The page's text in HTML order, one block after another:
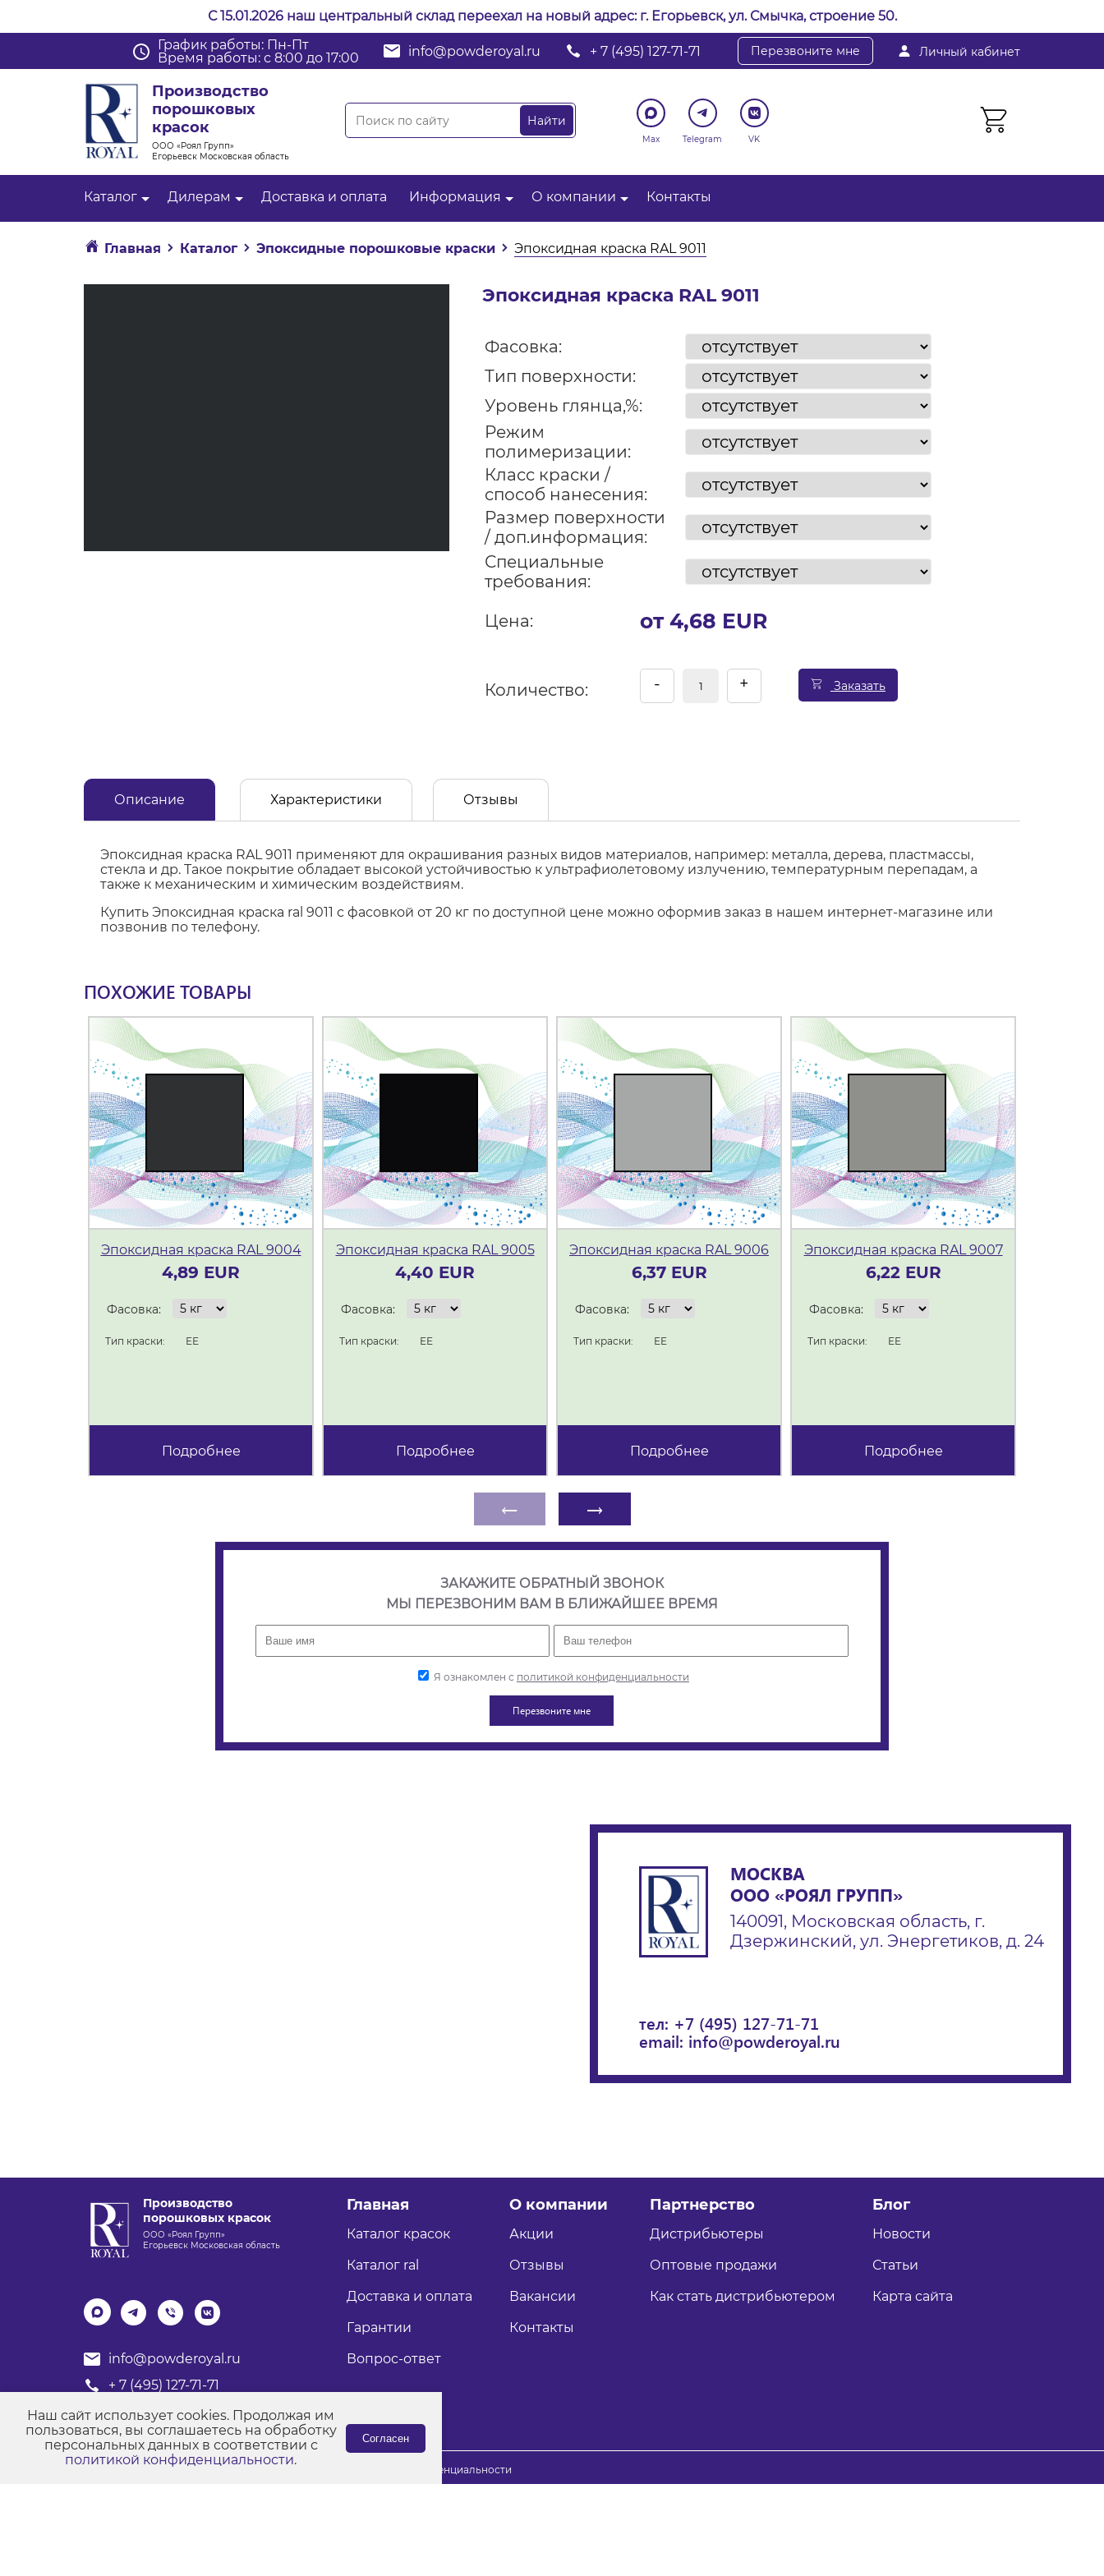
С 15.01.2026 наш центральный склад переехал на новый адрес: г. Егорьевск, ул. Смычка, строение 50.
Личный кабинет
График работы: Пн-Пт
Время работы: с 8:00 до 17:00
info@powderoyal.ru + 7 (495) 127-71-71 Перезвоните мне
Производство
порошковых
красок
ООО «Роял Групп»
Егорьевск Московская область
Max Telegram VK
Каталог Дилерам Доставка и оплата Информация О компании Контакты
Главная Каталог Эпоксидные порошковые краски Эпоксидная краска RAL 9011
Эпоксидная краска RAL 9011
Фасовка:
Тип поверхности:
Уровень глянца,%:
Режим
полимеризации:
Класс краски /
способ нанесения:
Размер поверхности
/ доп.информация:
Специальные
требования:
Цена:
от 4,68 EUR
Количество: - + Заказать
Описание Характеристики Отзывы
Эпоксидная краска RAL 9011 применяют для окрашивания разных видов материалов, например: металла, дерева, пластмассы,
стекла и др. Такое покрытие обладает высокой устойчивостью к ультрафиолетовому излучению, температурным перепадам, а
также к механическим и химическим воздействиям.
Купить Эпоксидная краска ral 9011 с фасовкой от 20 кг по доступной цене можно оформив заказ в нашем интернет-магазине или
позвонив по телефону.
ПОХОЖИЕ ТОВАРЫ
Эпоксидная краска RAL 9004
4,89 EUR
Фасовка:
Тип краски: ЕЕ
Подробнее
Эпоксидная краска RAL 9005
4,40 EUR
Фасовка:
Тип краски: ЕЕ
Подробнее
Эпоксидная краска RAL 9006
6,37 EUR
Фасовка:
Тип краски: ЕЕ
Подробнее
Эпоксидная краска RAL 9007
6,22 EUR
Фасовка:
Тип краски: ЕЕ
Подробнее
← →
ЗАКАЖИТЕ ОБРАТНЫЙ ЗВОНОК
МЫ ПЕРЕЗВОНИМ ВАМ В БЛИЖАЙШЕЕ ВРЕМЯ
Я ознакомлен с политикой конфиденциальности
МОСКВА
ООО «РОЯЛ ГРУПП»
140091, Московская область, г.
Дзержинский, ул. Энергетиков, д. 24
тел: +7 (495) 127-71-71
email: info@powderoyal.ru
Производство
порошковых красок
ООО «Роял Групп»
Егорьевск Московская область
info@powderoyal.ru
+ 7 (495) 127-71-71
График работы: Пн-Пт
Время работы: с 8:00 до 17:00
Главная
Каталог красок
Каталог ral
Доставка и оплата
Гарантии
Вопрос-ответ
О компании
Акции
Отзывы
Вакансии
Контакты
Партнерство
Дистрибьютеры
Оптовые продажи
Как стать дистрибьютером
Блог
Новости
Статьи
Карта сайта
© Порошковые краски "Роял Групп" 2017-2026 Политика конфиденциальности
Наш сайт использует cookies. Продолжая им
пользоваться, вы соглашаетесь на обработку
персональных данных в соответствии с
политикой конфиденциальности.
Согласен